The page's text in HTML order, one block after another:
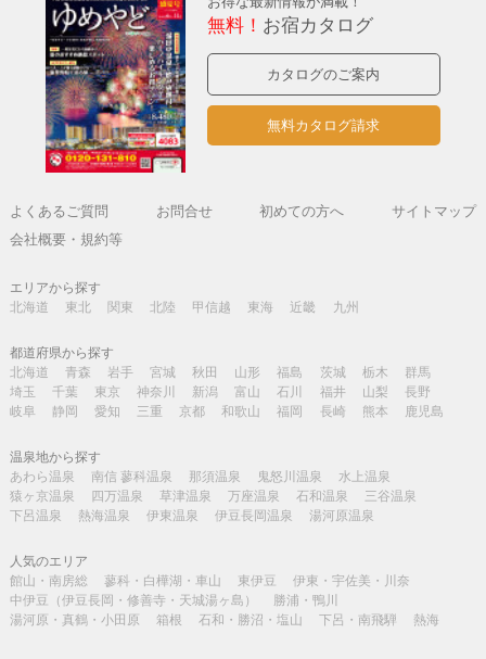
無料！ お宿カタログ
カタログのご案内
無料カタログ請求
よくあるご質問 お問合せ 初めての方へ
サイトマップ
会社概要・規約等
エリアから探す
北海道
東北 関東 北陸 甲信越 東海 近畿 九州
都道府県から探す
北海道
青森 岩手 宮城 秋田 山形 福島 茨城 栃木
群馬
埼玉
千葉 東京 神奈川 新潟 富山 石川 福井 山梨
長野
岐阜
静岡 愛知 三重 京都 和歌山 福岡 長崎 熊本 鹿児島
温泉地から探す
あわら温泉
南信 蓼科温泉 那須温泉 鬼怒川温泉
水上温泉
猿ヶ京温泉
四万温泉 草津温泉 万座温泉 石和温泉
三谷温泉
下呂温泉
熱海温泉 伊東温泉 伊豆長岡温泉 湯河原温泉
人気のエリア
館山・南房総
蓼科・白樺湖・車山 東伊豆
伊東・宇佐美・川奈
中伊豆（伊豆長岡・修善寺・天城湯ヶ島）
勝浦・鴨川
湯河原・真鶴・小田原
箱根 石和・勝沼・塩山 下呂・南飛騨 熱海